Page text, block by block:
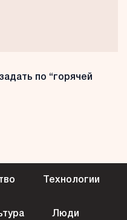
по “горячей
Технологии
Люди